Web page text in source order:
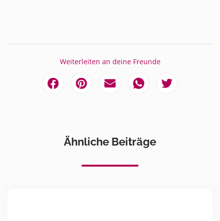
Weiterleiten an deine Freunde
Ähnliche Beiträge